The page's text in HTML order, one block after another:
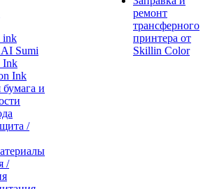
ink
Sumi
Ink
Ink
и
/
/
ремонт
трансферного
принтера от
Skillin Color